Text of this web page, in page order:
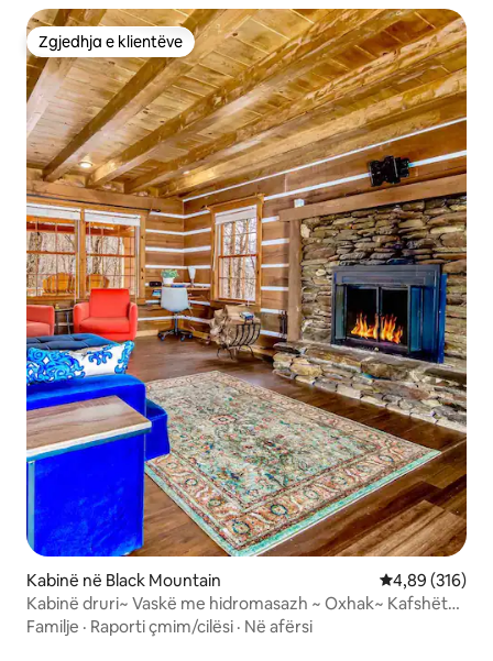
Zgjedhja e klientëve
Zgjedhja e klientëve
Kabinë në Black Mountain Vlerësimi
4,89 (316)
Kabinë druri~ Vaskë me hidromasazh ~ Oxhak~ Kafshët
shtëpiake të mirëpritura- WIFI
Familje · Raporti çmim/cilësi · Në afërsi